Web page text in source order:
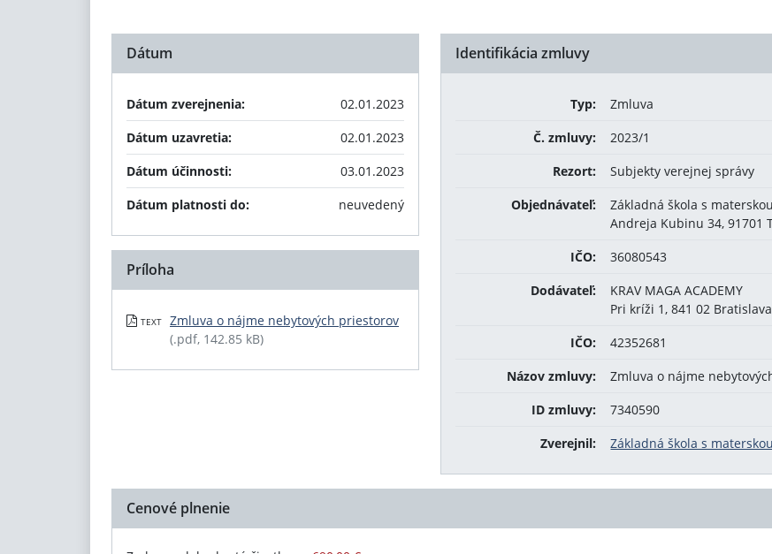
Identifikácia zmluvy
Typ:
Zmluva
Č. zmluvy:
2023/1
Rezort:
Subjekty verejnej správy
Objednávateľ:
Základná škola s
Andreja Kubinu 34, 91701
IČO:
36080543
Dodávateľ:
KRAV MAGA ACADEMY
Pri kríži 1, 841 02 Bratislava
IČO:
42352681
Názov zmluvy:
Zmluva o nájme
ID zmluvy:
7340590
Zverejnil:
Základná škola s
Dátum
Dátum zverejnenia:
02.01.2023
Dátum uzavretia:
02.01.2023
Dátum účinnosti:
03.01.2023
Dátum platnosti do:
neuvedený
Príloha
TEXT
Zmluva o nájme nebytových priestorov
(.pdf, 142.85 kB)
Cenové plnenie